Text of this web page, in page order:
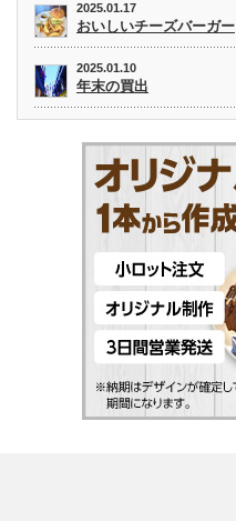
2025.01.17
おいしいチーズバーガー
2025.01.10
年末の買出